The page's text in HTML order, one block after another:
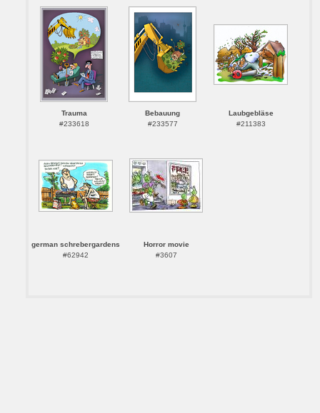
Trauma
#233618
Bebauung
#233577
Laubgebläse
#211383
german schrebergardens
#62942
Horror movie
#3607